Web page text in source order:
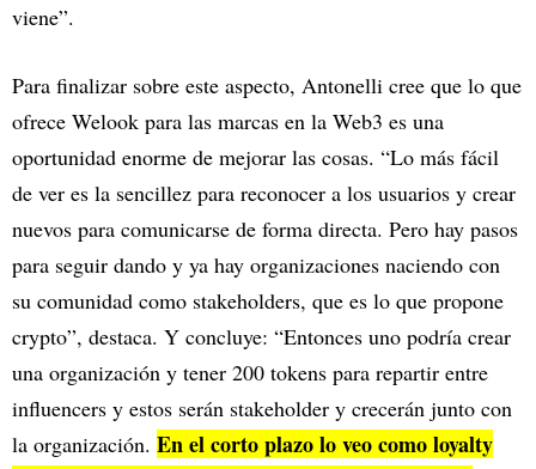
viene”.
Para finalizar sobre este aspecto, Antonelli cree que lo que
ofrece Welook para las marcas en la Web3 es una
oportunidad enorme de mejorar las cosas. “Lo más fácil
de ver es la sencillez para reconocer a los usuarios y crear
nuevos para comunicarse de forma directa. Pero hay pasos
para seguir dando y ya hay organizaciones naciendo con
su comunidad como stakeholders, que es lo que propone
crypto”, destaca. Y concluye: “Entonces uno podría crear
una organización y tener 200 tokens para repartir entre
influencers y estos serán stakeholder y crecerán junto con
la organización. En el corto plazo lo veo como loyalty